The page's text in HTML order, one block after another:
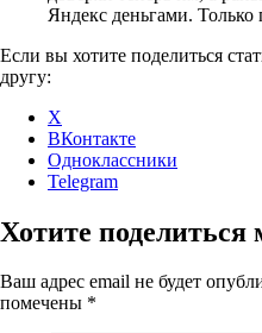
Яндекс деньгами.
Если вы хотите поделиться
другу:
X
ВКонтакте
Одноклассники
Telegram
Хотите поделиться
Ваш адрес email не будет
помечены *